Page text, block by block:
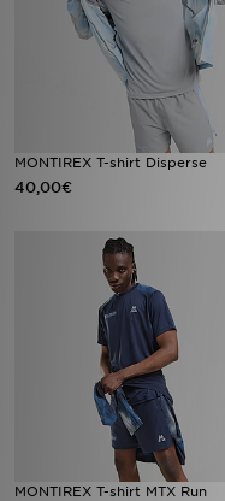
MONTIREX T-shirt Disperse
40,00€
MONTIREX T-shirt MTX Run